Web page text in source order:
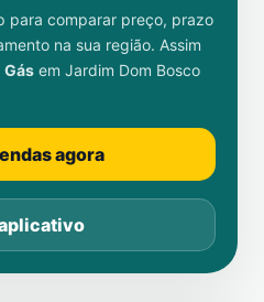
para comparar preço, prazo
na sua região. Assim
em Jardim Dom Bosco
agora